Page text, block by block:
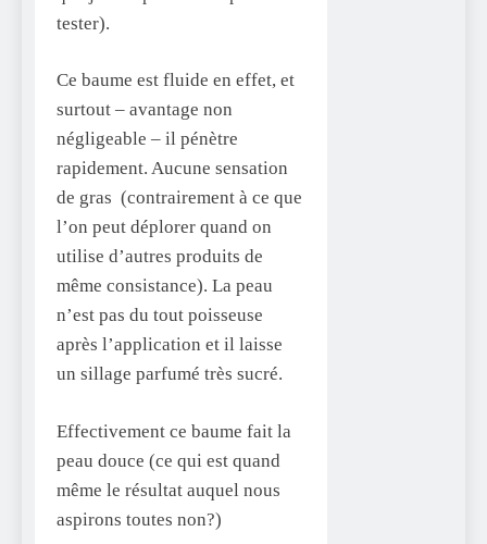
tester).
Ce baume est fluide en effet, et
surtout – avantage non
négligeable – il pénètre
rapidement. Aucune sensation
de gras (contrairement à ce que
l’on peut déplorer quand on
utilise d’autres produits de
même consistance). La peau
n’est pas du tout poisseuse
après l’application et il laisse
un sillage parfumé très sucré.
Effectivement ce baume fait la
peau douce (ce qui est quand
même le résultat auquel nous
aspirons toutes non?)